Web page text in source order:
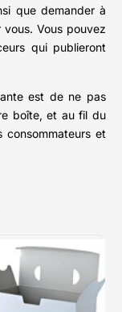
que demander à
vous. Vous pouvez
qui publieront
est de ne pas
boîte, et au fil du
consommateurs et